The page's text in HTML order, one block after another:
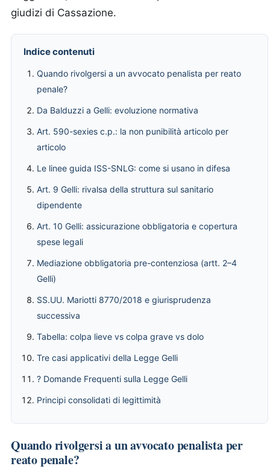
giudizi di Cassazione.
Indice contenuti
Quando rivolgersi a un avvocato penalista per reato
penale?
Da Balduzzi a Gelli: evoluzione normativa
Art. 590-sexies c.p.: la non punibilità articolo per
articolo
Le linee guida ISS-SNLG: come si usano in difesa
Art. 9 Gelli: rivalsa della struttura sul sanitario
dipendente
Art. 10 Gelli: assicurazione obbligatoria e copertura
spese legali
Mediazione obbligatoria pre-contenziosa (artt. 2–4
Gelli)
SS.UU. Mariotti 8770/2018 e giurisprudenza
successiva
Tabella: colpa lieve vs colpa grave vs dolo
Tre casi applicativi della Legge Gelli
? Domande Frequenti sulla Legge Gelli
Principi consolidati di legittimità
Quando rivolgersi a un avvocato penalista per
reato penale?